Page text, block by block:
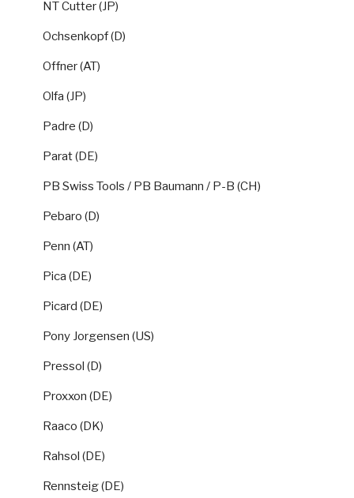
NT Cutter (JP)
Ochsenkopf (D)
Offner (AT)
Olfa (JP)
Padre (D)
Parat (DE)
PB Swiss Tools / PB Baumann / P-B (CH)
Pebaro (D)
Penn (AT)
Pica (DE)
Picard (DE)
Pony Jorgensen (US)
Pressol (D)
Proxxon (DE)
Raaco (DK)
Rahsol (DE)
Rennsteig (DE)